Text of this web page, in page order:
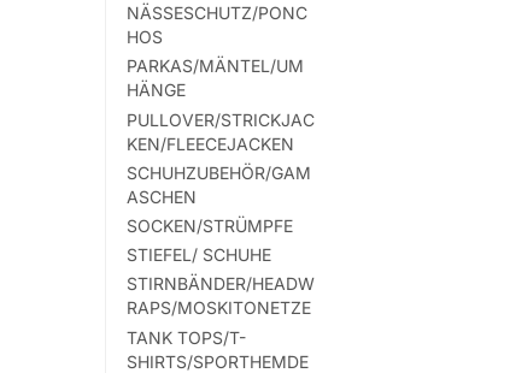
NÄSSESCHUTZ/PONC
HOS
PARKAS/MÄNTEL/UM
HÄNGE
PULLOVER/STRICKJAC
KEN/FLEECEJACKEN
SCHUHZUBEHÖR/GAM
ASCHEN
SOCKEN/STRÜMPFE
STIEFEL/ SCHUHE
STIRNBÄNDER/HEADW
RAPS/MOSKITONETZE
TANK TOPS/T-
SHIRTS/SPORTHEMDE